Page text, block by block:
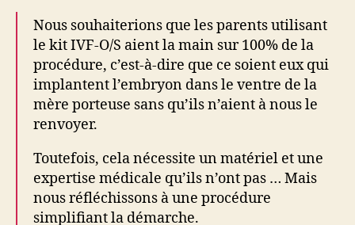
Nous souhaiterions que les parents utilisant
le kit IVF-O/S aient la main sur 100% de la
procédure, c’est-à-dire que ce soient eux qui
implantent l’embryon dans le ventre de la
mère porteuse sans qu’ils n’aient à nous le
renvoyer.
Toutefois, cela nécessite un matériel et une
expertise médicale qu’ils n’ont pas … Mais
nous réfléchissons à une procédure
simplifiant la démarche.